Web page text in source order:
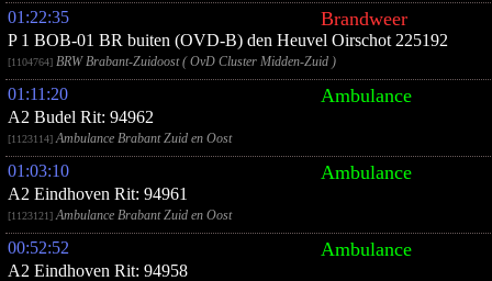
01:22:35 Brandweer
P 1 BOB-01 BR buiten (OVD-B) den Heuvel Oirschot 225192
[1104764] BRW Brabant-Zuidoost ( OvD Cluster Midden-Zuid )
01:11:20 Ambulance
A2 Budel Rit: 94962
[1123114]Ambulance Brabant Zuid en Oost
01:03:10 Ambulance
A2 Eindhoven Rit: 94961
[1123121]Ambulance Brabant Zuid en Oost
00:52:52 Ambulance
A2 Eindhoven Rit: 94958